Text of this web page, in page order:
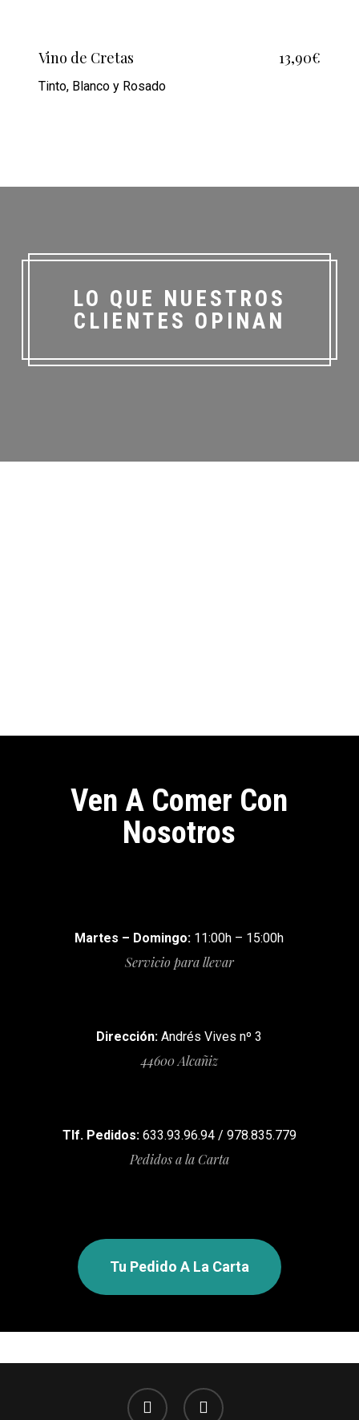
Vino de Cretas 13,90€
Tinto, Blanco y Rosado
LO QUE NUESTROS
CLIENTES OPINAN
Ven A Comer Con
Nosotros
Martes – Domingo: 11:00h – 15:00h
Servicio para llevar
Dirección: Andrés Vives nº 3
44600 Alcañiz
Tlf. Pedidos:633.93.96.94 / 978.835.779
Pedidos a la Carta
Tu Pedido A La Carta
facebook instagram